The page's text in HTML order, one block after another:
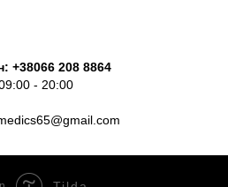
+38066 208 8864
- 20:00